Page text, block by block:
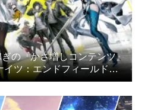
の『かさ増しコンテンツ』
イツ：エンドフィールドの